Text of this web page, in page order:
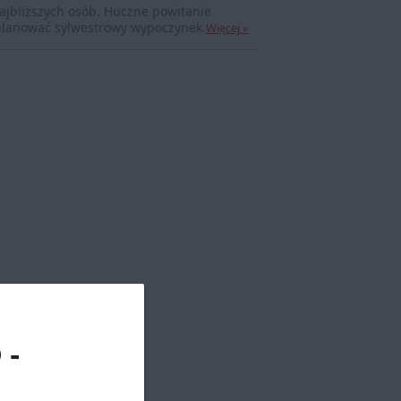
osób. Huczne powitanie
sylwestrowy wypoczynek. Więcej »
-